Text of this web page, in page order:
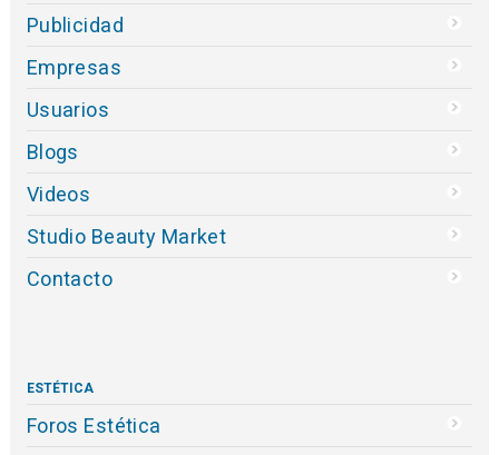
Publicidad
Empresas
Usuarios
Blogs
Videos
Studio Beauty Market
Contacto
ESTÉTICA
Foros Estética